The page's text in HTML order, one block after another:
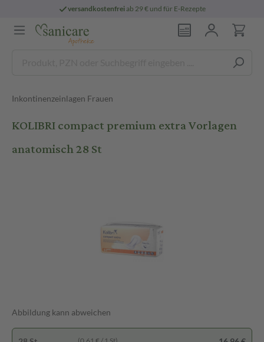
versandkostenfreiab 29 € und für E-Rezepte
Inkontinenzeinlagen Frauen
KOLIBRI compact premium extra Vorlagen
anatomisch 28 St
Abbildung kann abweichen